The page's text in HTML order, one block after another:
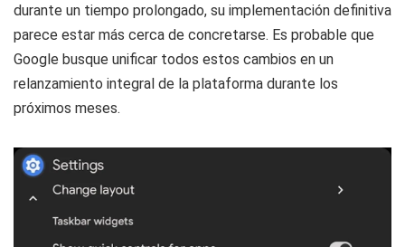
durante un tiempo prolongado, su implementación definitiva
parece estar más cerca de concretarse. Es probable que
Google busque unificar todos estos cambios en un
relanzamiento integral de la plataforma durante los
próximos meses.